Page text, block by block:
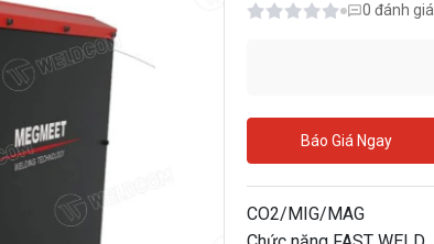
0 đánh giá
Báo Giá Ngay
CO2/MIG/MAG